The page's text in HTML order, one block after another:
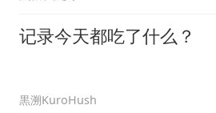
记录今天都吃了什么？
黒溯KuroHush